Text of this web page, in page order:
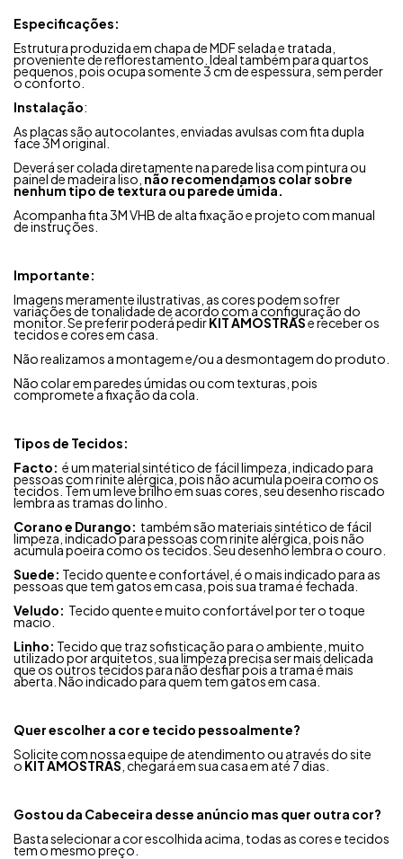
Especificações:
Estrutura produzida em chapa de MDF selada e tratada,
proveniente de reflorestamento. Ideal também para quartos
pequenos, pois ocupa somente 3 cm de espessura, sem perder
o conforto.
Instalação:
As placas são autocolantes, enviadas avulsas com fita dupla
face 3M original.
Deverá ser colada diretamente na parede lisa com pintura ou
painel de madeira liso, não recomendamos colar sobre
nenhum tipo de textura ou parede úmida.
Acompanha fita 3M VHB de alta fixação e projeto com manual
de instruções.
Importante:
Imagens meramente ilustrativas, as cores podem sofrer
variações de tonalidade de acordo com a configuração do
monitor. Se preferir poderá pedirKIT AMOSTRASe receber os
tecidos e cores em casa.
Não realizamos a montagem e/ou a desmontagem do produto.
Não colar em paredes úmidas ou com texturas, pois
compromete a fixação da cola.
Tipos de Tecidos:
Facto: é um material sintético de fácil limpeza, indicado para
pessoas com rinite alérgica, pois não acumula poeira como os
tecidos. Tem um leve brilho em suas cores, seu desenho riscado
lembra as tramas do linho.
Corano e Durango: também são materiais sintético de fácil
limpeza, indicado para pessoas com rinite alérgica, pois não
acumula poeira como os tecidos. Seu desenho lembra o couro.
Suede: Tecido quente e confortável, é o mais indicado para as
pessoas que tem gatos em casa, pois sua trama é fechada.
Veludo: Tecido quente e muito confortável por ter o toque
macio.
Linho: Tecido que traz sofisticação para o ambiente, muito
utilizado por arquitetos, sua limpeza precisa ser mais delicada
que os outros tecidos para não desfiar pois a trama é mais
aberta. Não indicado para quem tem gatos em casa.
Quer escolher a cor e tecido pessoalmente?
Solicite com nossa equipe de atendimento ou através do site
o KIT AMOSTRAS , chegará em sua casa em até 7 dias.
Gostou da Cabeceira desse anúncio mas quer outra cor?
Basta selecionar a cor escolhida acima, todas as cores e tecidos
tem o mesmo preço.